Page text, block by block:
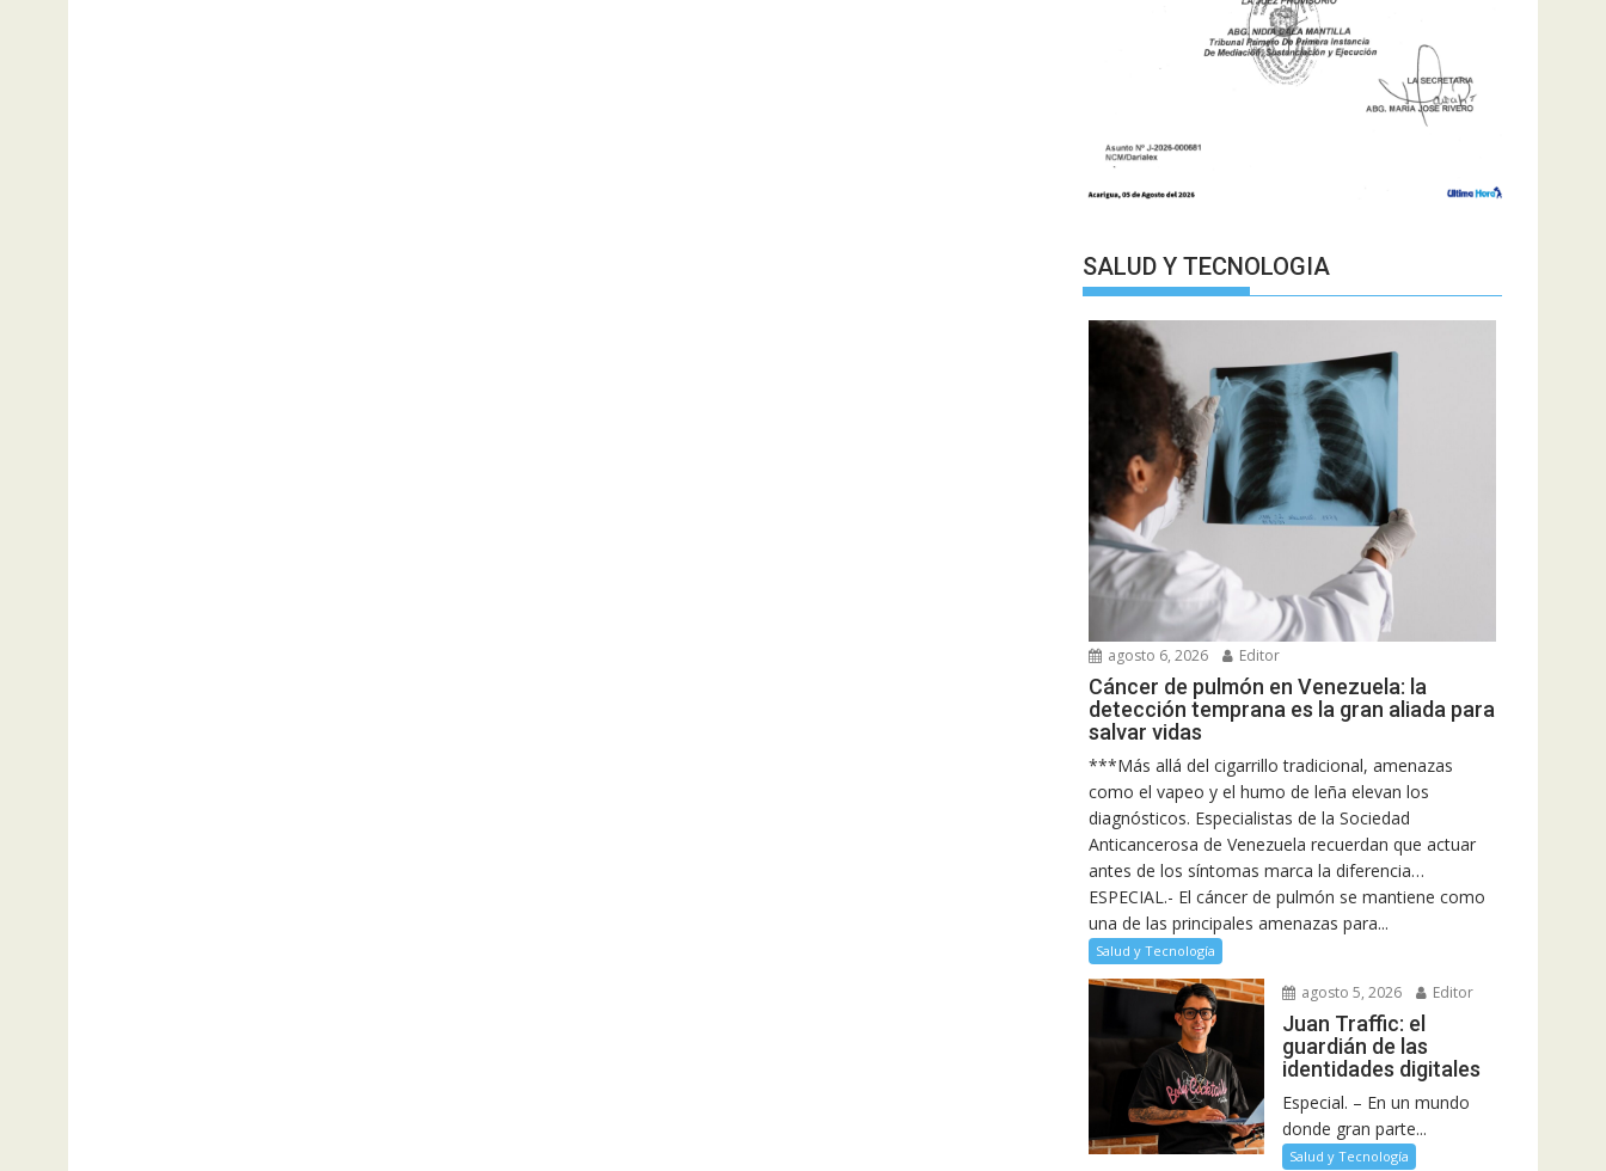
SALUD Y TECNOLOGIA
agosto 6, 2026 Editor
Cáncer de pulmón en Venezuela: la
detección temprana es la gran aliada para
salvar vidas
***Más allá del cigarrillo tradicional, amenazas
como el vapeo y el humo de leña elevan los
diagnósticos. Especialistas de la Sociedad
Anticancerosa de Venezuela recuerdan que actuar
antes de los síntomas marca la diferencia…
ESPECIAL.- El cáncer de pulmón se mantiene como
una de las principales amenazas para...
Salud y Tecnología
agosto 5, 2026 Editor
Juan Traffic: el
guardián de las
identidades digitales
Especial. – En un mundo
donde gran parte...
Salud y Tecnología